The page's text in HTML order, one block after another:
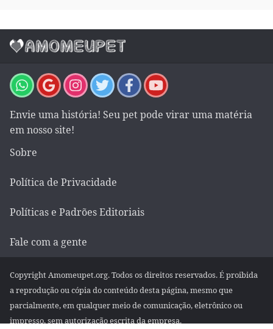
Envie uma história! Seu pet pode virar uma matéria
em nosso site!
Sobre
Política de Privacidade
Políticas e Padrões Editoriais
Fale com a gente
Copyright Amomeupet.org. Todos os direitos reservados. É proibida
a reprodução ou cópia do conteúdo desta página, mesmo que
parcialmente, em qualquer meio de comunicação, eletrônico ou
impresso, sem autorização escrita da empresa.